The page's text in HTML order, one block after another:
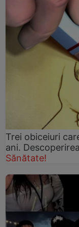
Trei obiceiuri
ani.
Sănătate!